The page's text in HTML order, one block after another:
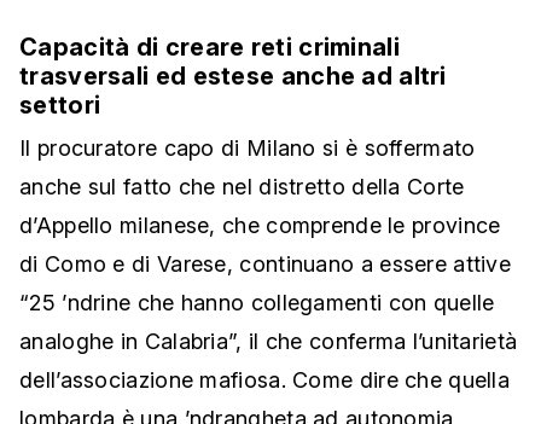
Capacità di creare reti criminali
trasversali ed estese anche ad altri
settori
Il procuratore capo di Milano si è soffermato
anche sul fatto che nel distretto della Corte
d’Appello milanese, che comprende le province
di Como e di Varese, continuano a essere attive
“25 ’ndrine che hanno collegamenti con quelle
analoghe in Calabria”, il che conferma l’unitarietà
dell’associazione mafiosa. Come dire che quella